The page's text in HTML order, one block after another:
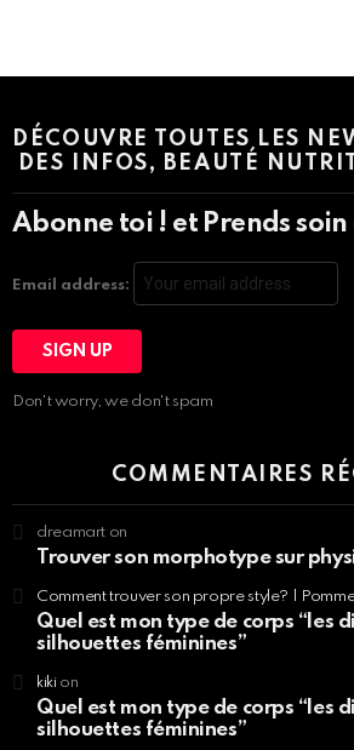
DÉCOUVRE TOUTES LES
DES INFOS, BEAUTÉ
Abonne toi ! et Prends
Email address:
Don't worry, we don't spam
COMMENTAIRES
dreamart on
Trouver son morphotype sur
Comment trouver son propre style? |
Quel est mon type de corps “les
silhouettes féminines”
kikion
Quel est mon type de corps “les
silhouettes féminines”